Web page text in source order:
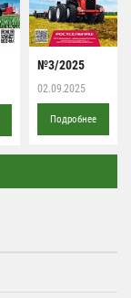
№3/2025
02.09.2025
Подробнее